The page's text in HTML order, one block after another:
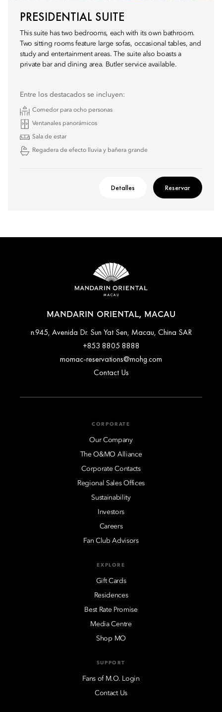
PRESIDENTIAL SUITE
This suite has two bedrooms, each with its own bathroom.
Two sitting rooms feature large sofas, occasional tables, and
study and entertainment areas. The suite also boasts a
private bar and dining area. Butler service available.
Entre los destacados se incluyen:
Comedor para ocho personas
Ventanales panorámicos
Sala de estar
Regadera de efecto lluvia y bañera grande
Detalles Reservar
MANDARIN ORIENTAL, MACAU
n.945, Avenida Dr. Sun Yat Sen, Macau, China SAR
+853 8805 8888
momac-reservations@mohg.com
Contact Us
CORPORATE
Our Company
The O&MO Alliance
Corporate Contacts
Regional Sales Offices
Sustainability
Investors
Careers
Fan Club Advisors
EXPLORE
Gift Cards
Residences
Best Rate Promise
Media Centre
Shop MO
SUPPORT
Fans of M.O. Login
Contact Us